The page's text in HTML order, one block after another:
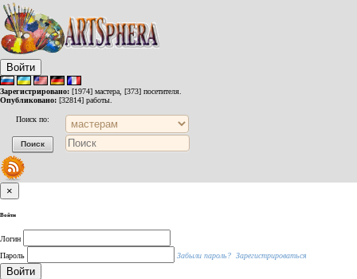
Войти
Зарегистрировано: [1974] мастера, [373] посетителя.
Опубликовано: [32814] работы.
Поиск по:
×
Войти
Логин
Пароль
Забыли пароль? Зарегистрироваться
Войти